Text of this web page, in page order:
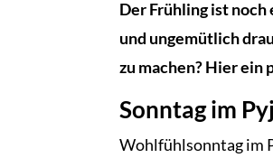
Der Frühling ist
und ungemütlich
zu machen? Hier ein
Sonntag im
Wohlfühlsonntag im